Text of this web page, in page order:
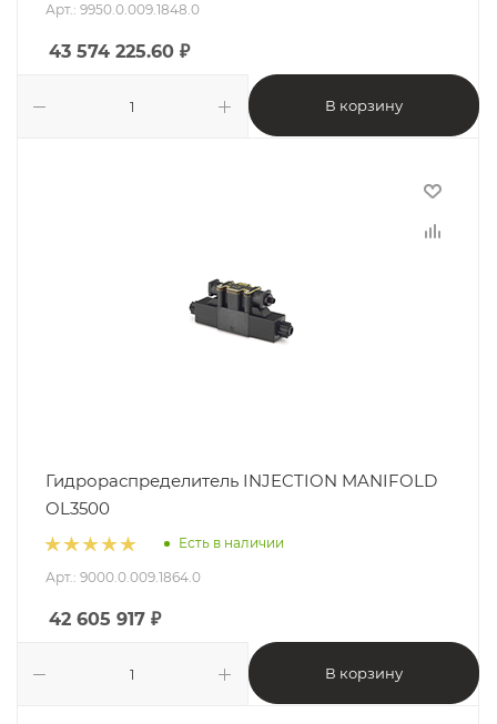
Арт.: 9950.0.009.1848.0
43 574 225.60 ₽
В корзину
Гидрораспределитель INJECTION MANIFOLD
OL3500
Есть в наличии
Арт.: 9000.0.009.1864.0
42 605 917 ₽
В корзину